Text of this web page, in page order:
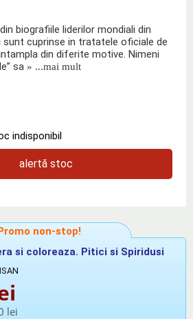
biografiile liderilor mondiali din
sunt cuprinse in tratatele oficiale de
din diferite motive. Nimeni
sa » ...mai mult
indisponibil
alertă stoc
non-stop!
si coloreaza. Pitici si Spiridusi
lei